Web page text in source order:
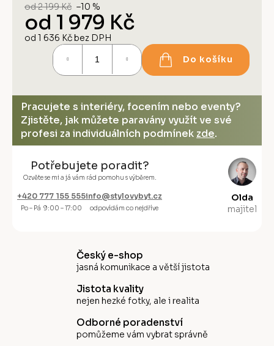
od 2 199 Kč –10 %
od 1 979 Kč
od 1 636 Kčbez DPH
Do košíku
Pracujete s interiéry, focením nebo eventy?
Zjistěte, jak můžete paravány využít ve své
profesi za individuálních podmínek zde.
Potřebujete poradit?
Ozvěte se mi a já vám rád pomohu s výběrem.
+420 777 155 555
Po – Pá 9:00 – 17:00
info@stylovybyt.cz
odpovídám co nejdříve
Olda
majitel
Český e-shop
jasná komunikace a větší jistota
Jistota kvality
nejen hezké fotky, ale i realita
Odborné poradenství
pomůžeme vám vybrat správně